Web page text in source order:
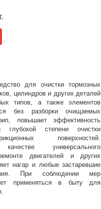
для очистки тормозных
цилиндров и других деталей
типов, а также элементов
без разборки очищаемых
повышает эффективность
глубокой степени очистки
поверхностей.
универсального
двигателей и других
нагар и любые застаревшие
При соблюдении мер
применяться в быту для